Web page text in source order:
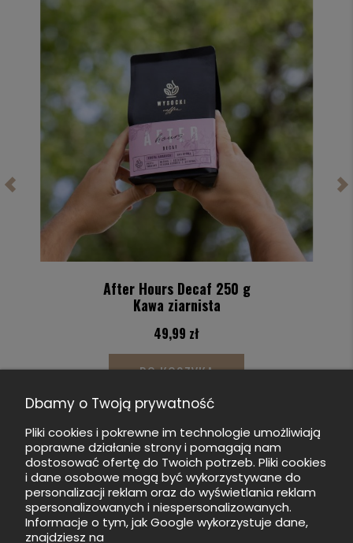
After Hours Decaf 250 g
Kawa ziarnista
49,99 zł
DO KOSZYKA
Dbamy o Twoją prywatność
Pliki cookies i pokrewne im technologie umożliwiają
poprawne działanie strony i pomagają nam
dostosować ofertę do Twoich potrzeb. Pliki cookies
i dane osobowe mogą być wykorzystywane do
personalizacji reklam oraz do wyświetlania reklam
spersonalizowanych i niespersonalizowanych.
Informacje o tym, jak Google wykorzystuje dane,
znajdziesz na